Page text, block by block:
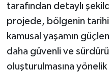
tarafından detaylı
projede, bölgenin tarihi
kamusal yaşamın
daha güvenli ve
oluşturulmasına